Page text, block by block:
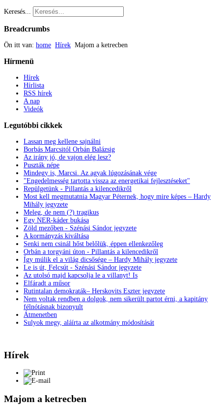
Keresés...
Breadcrumbs
Ön itt van: home Hírek Majom a ketrecben
Hírmenü
Hírek
Hírlista
RSS hírek
A nap
Videók
Legutóbbi cikkek
Lassan meg kellene sajnálni
Borbás Marcsitól Orbán Balázsig
Az irány jó, de vajon elég lesz?
Puszták népe
Mindegy is, Marcsi. Az agyak lúgozásának vége
"Engedelmesség tartotta vissza az energetikai fejlesztéseket"
Repülgetünk - Pillantás a kilencedikről
Most kell megmutatnia Magyar Péternek, hogy mire képes – Hardy
Mihály jegyzete
Meleg, de nem (?) tragikus
Egy NER-káder bukása
Zöld mezőben - Szénási Sándor jegyzete
A kormányzás kiváltása
Senki nem csinál hőst belőlük, éppen ellenkezőleg
Orbán a torgyáni úton - Pillantás a kilencedikről
Így múlik el a világ dicsősége – Hardy Mihály jegyzete
Le is út, Felcsút - Szénási Sándor jegyzete
Az utolsó majd kapcsolja le a villanyt! Is
Elfáradt a műsor
Rutintalan demokraták– Herskovits Eszter jegyzete
Nem voltak rendben a dolgok, nem sikerült partot érni, a kapitány
félnótásnak bizonyult
Átmenetben
Sulyok megy, aláírta az alkotmány módosítását
Hírek
Majom a ketrecben